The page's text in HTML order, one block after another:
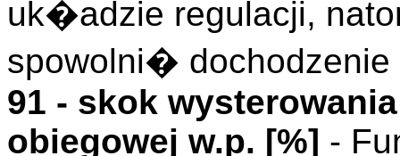
uk�adzie regulacji,
spowolni� dochodzenie
91 - skok
obiegowej w.p. [%] -